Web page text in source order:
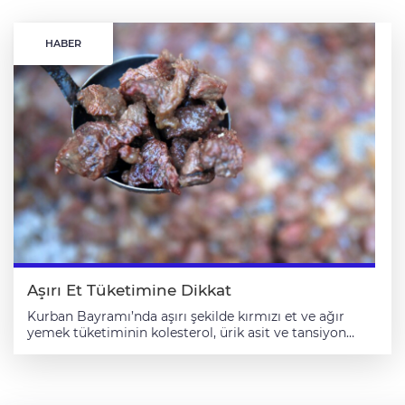
HABER
Aşırı Et Tüketimine Dikkat
Kurban Bayramı’nda aşırı şekilde kırmızı et ve ağır
yemek tüketiminin kolesterol, ürik asit ve tansiyon